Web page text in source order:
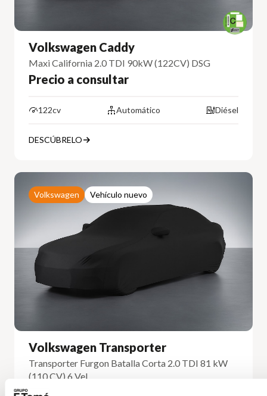
Volkswagen Caddy
Maxi California 2.0 TDI 90kW (122CV) DSG
Precio a consultar
122cv Automático Diésel
DESCÚBRELO
Volkswagen Vehículo nuevo
Volkswagen Transporter
Transporter Furgon Batalla Corta 2.0 TDI 81 kW
(110 CV) 6 Vel.
Precio a consultar